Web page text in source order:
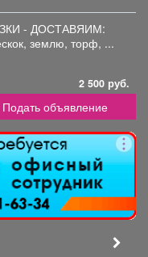
- ДОСТАВЯИМ:
землю, торф, ...
2 500 руб.
Подать объявление